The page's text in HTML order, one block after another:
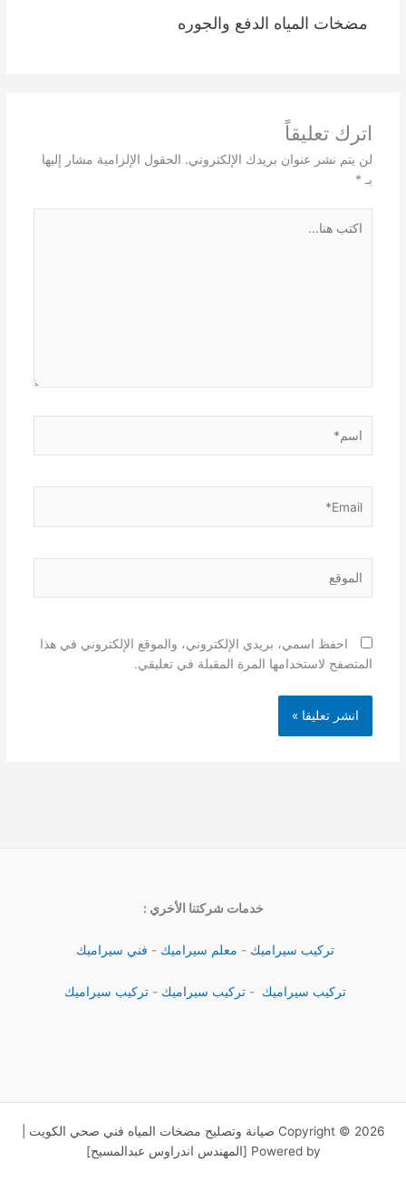
مضخات المياه الدفع والجوره
اترك تعليقاً
لن يتم نشر عنوان بريدك الإلكتروني. الحقول الإلزامية مشار إليها
بـ *
هنا...
احفظ اسمي، بريدي الإلكتروني، والموقع الإلكتروني في هذا
المتصفح لاستخدامها المرة المقبلة في تعليقي.
خدمات شركتنا الأخري :
تركيب سيراميك - معلم سيراميك - فني سيراميك
تركيب سيراميك - تركيب سيراميك -تركيب سيراميك
Copyright © 2026 صيانة وتصليح مضخات المياه فني صحي الكويت |
Powered by [المهندس اندراوس عبدالمسيح]